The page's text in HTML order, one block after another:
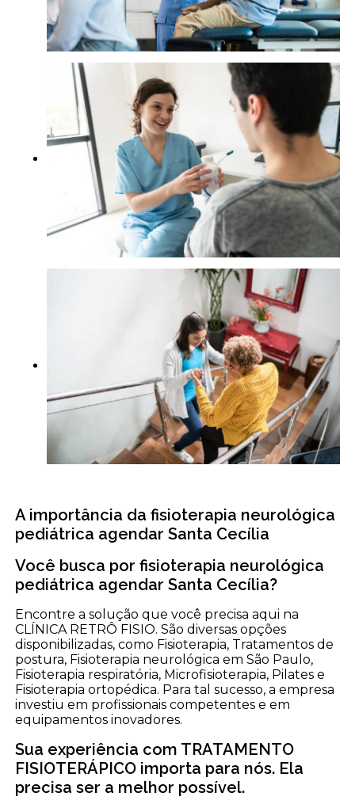
A importância da fisioterapia neurológica
pediátrica agendar Santa Cecília
Você busca por fisioterapia neurológica
pediátrica agendar Santa Cecília?
Encontre a solução que você precisa aqui na
CLÍNICA RETRÔ FISIO. São diversas opções
disponibilizadas, como Fisioterapia, Tratamentos de
postura, Fisioterapia neurológica em São Paulo,
Fisioterapia respiratória, Microfisioterapia, Pilates e
Fisioterapia ortopédica. Para tal sucesso, a empresa
investiu em profissionais competentes e em
equipamentos inovadores.
Sua experiência com TRATAMENTO
FISIOTERÁPICO importa para nós. Ela
precisa ser a melhor possível.